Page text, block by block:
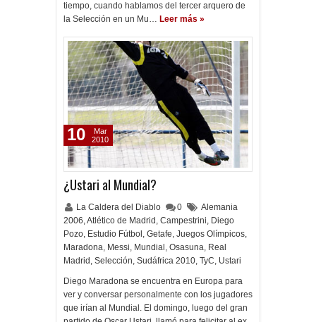
tiempo, cuando hablamos del tercer arquero de
la Selección en un Mu… Leer más »
¿Ustari al Mundial?
La Caldera del Diablo 0
Alemania
2006,Atlético de Madrid , Campestrini, Diego
Pozo, Estudio Fútbol , Getafe, Juegos Olímpicos,
Maradona, Messi, Mundial , Osasuna, Real
Madrid , Selección, Sudáfrica 2010, TyC, Ustari
Diego Maradona se encuentra en Europa para
ver y conversar personalmente con los jugadores
que irían al Mundial. El domingo, luego del gran
10
Mar
2010